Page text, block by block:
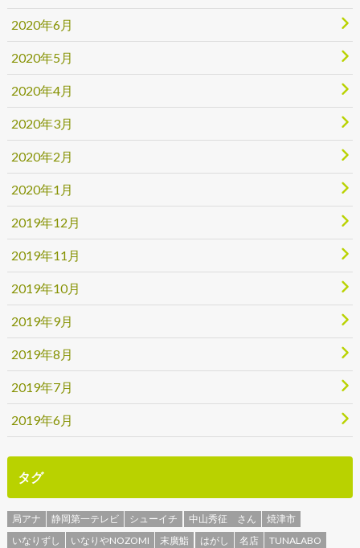
2020年6月
2020年5月
2020年4月
2020年3月
2020年2月
2020年1月
2019年12月
2019年11月
2019年10月
2019年9月
2019年8月
2019年7月
2019年6月
タグ
局アナ 静岡第一テレビ シューイチ 中山秀征 さん
焼津市
いなりずし
いなりやNOZOMI 末廣鮨 はがし 名店 TUNALABO